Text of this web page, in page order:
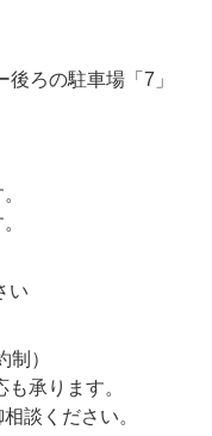
ろの駐車場「7」
い
）
承ります。
談ください。